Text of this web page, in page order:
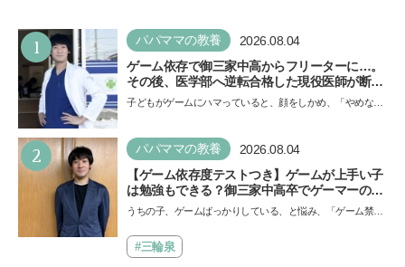
1 パパママの教養 2026.08.04
ゲーム依存で御三家中高からフリーターに…。
その後、医学部へ逆転合格した現役医師が断言
「ゲームの経験が受験勉強に役立った」そう考
子どもがゲームにハマっていると、顔をしかめ、「やめなさ
い…
2 パパママの教養 2026.08.04
【ゲーム依存度テストつき】ゲームが上手い子
は勉強もできる？御三家中高卒でゲーマーの医
師・阿部智史さんが教えるゲームしながら受験
うちの子、ゲームばっかりしている、と悩み、「ゲーム禁
も…
#三輪泉